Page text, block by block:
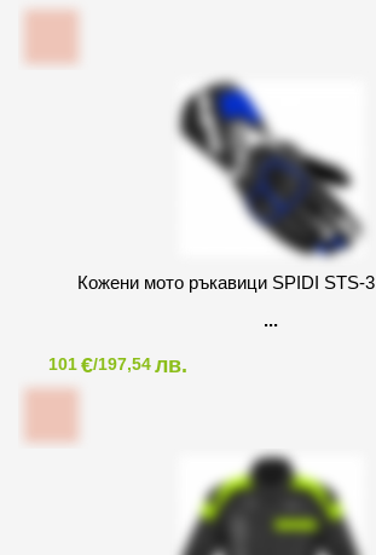
Кожени мото ръкавици SPIDI STS-
101€/197,54лв.